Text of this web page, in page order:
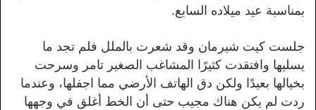
بمناسبة عيد ميلاده السابع.
جلست كيت شيرمان وقد شعرت بالملل فلم تجد ما
يسليها وافتقدت كثيرًا المشاغب الصغير تامر وسرحت
بخيالها بعيدًا ولكن دق الهاتف الأرضي مما اجفلها، وعندما
ردت لم يكن هناك مجيب حتى أن الخط أغلق في وجهها